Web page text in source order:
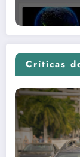
Críticas